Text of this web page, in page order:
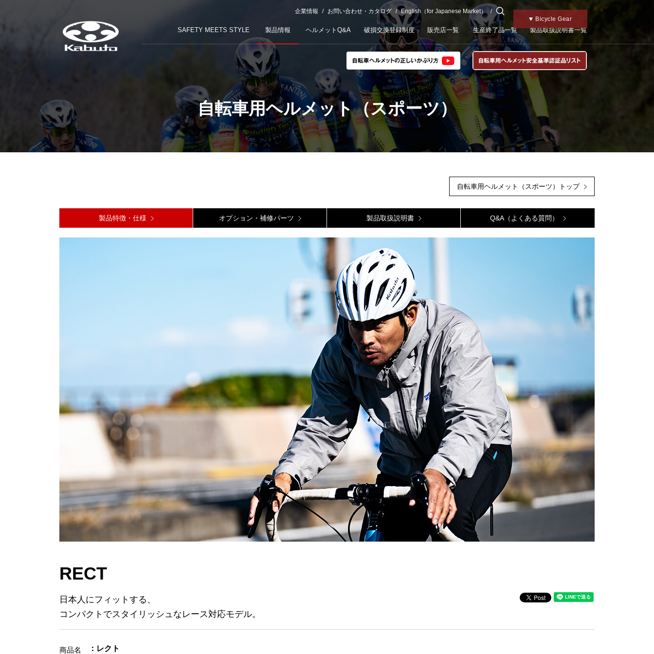
Bicycle Gear
Kabutoトップ
Motorcycle Gear
チャイルドメット
企業情報 お問い合わせ・カタログ English（for Japanese Market）
SAFETY MEETS STYLE 製品情報 ヘルメットQ&A 破損交換登録制度 販売店一覧 生産終了品一覧 製品取扱説明書一覧
自転車用ヘルメット（スポーツ）
自転車用ヘルメット（スポーツ）トップ
製品特徴・仕様 オプション・補修パーツ 製品取扱説明書 Q&A（よくある質問）
RECT
日本人にフィットする、
コンパクトでスタイリッシュなレース対応モデル。
商品名 ：レクト